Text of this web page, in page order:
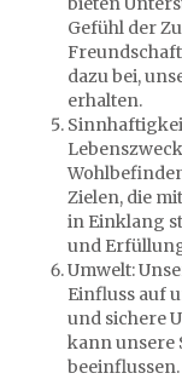
Gefühl der
dazu bei,
erhalten.
Zielen, die
in Einklang
und
Umwelt:
Einfluss auf
und sichere
kann unsere
beeinflussen.